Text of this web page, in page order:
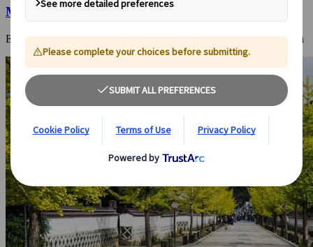
Matsue
Eine schöne alte Schlossstadt mit einem perfekten modernen Garten